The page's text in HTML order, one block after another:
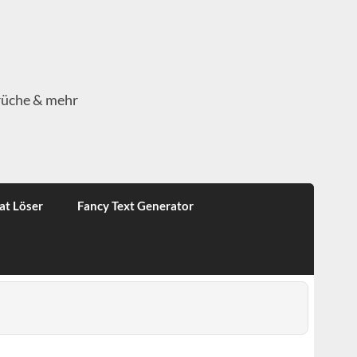
& mehr
Löser Fancy Text Generator